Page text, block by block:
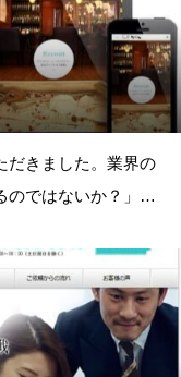
だきました。業界の
ではないか？」